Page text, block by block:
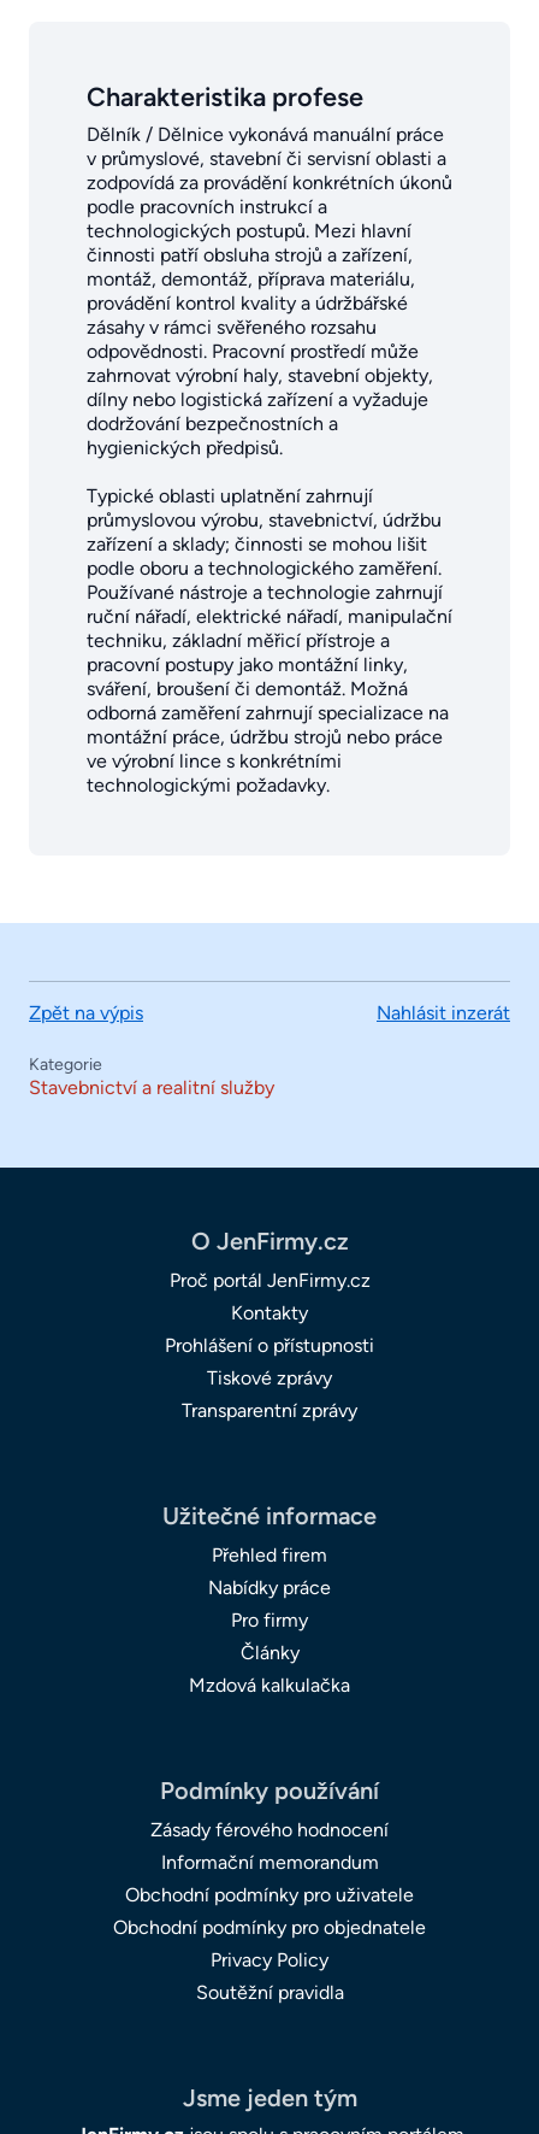
Charakteristika profese
Dělník / Dělnice vykonává manuální práce
v průmyslové, stavební či servisní oblasti a
zodpovídá za provádění konkrétních úkonů
podle pracovních instrukcí a
technologických postupů. Mezi hlavní
činnosti patří obsluha strojů a zařízení,
montáž, demontáž, příprava materiálu,
provádění kontrol kvality a údržbářské
zásahy v rámci svěřeného rozsahu
odpovědnosti. Pracovní prostředí může
zahrnovat výrobní haly, stavební objekty,
dílny nebo logistická zařízení a vyžaduje
dodržování bezpečnostních a
hygienických předpisů.
Typické oblasti uplatnění zahrnují
průmyslovou výrobu, stavebnictví, údržbu
zařízení a sklady; činnosti se mohou lišit
podle oboru a technologického zaměření.
Používané nástroje a technologie zahrnují
ruční nářadí, elektrické nářadí, manipulační
techniku, základní měřicí přístroje a
pracovní postupy jako montážní linky,
sváření, broušení či demontáž. Možná
odborná zaměření zahrnují specializace na
montážní práce, údržbu strojů nebo práce
ve výrobní lince s konkrétními
technologickými požadavky.
Zpět na výpis Nahlásit inzerát
Kategorie
Stavebnictví a realitní služby
O JenFirmy.cz
Proč portál JenFirmy.cz
Kontakty
Prohlášení o přístupnosti
Tiskové zprávy
Transparentní zprávy
Užitečné informace
Přehled firem
Nabídky práce
Pro firmy
Články
Mzdová kalkulačka
Podmínky používání
Zásady férového hodnocení
Informační memorandum
Obchodní podmínky pro uživatele
Obchodní podmínky pro objednatele
Privacy Policy
Soutěžní pravidla
Jsme jeden tým